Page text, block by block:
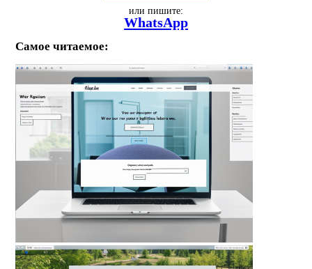
или пишите:
WhatsApp
Самое читаемое: